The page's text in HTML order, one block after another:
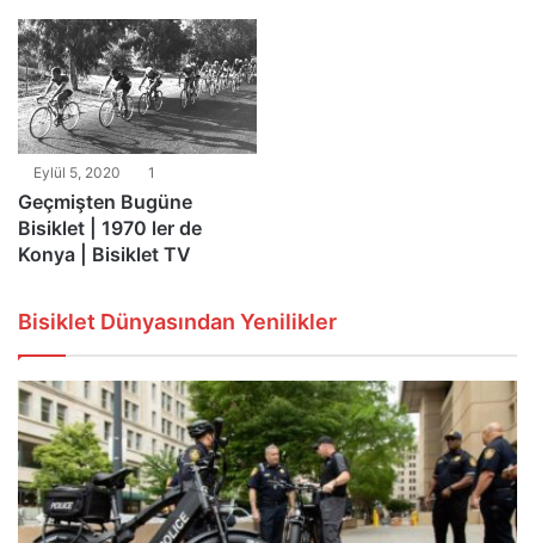
Eylül 5, 2020 1
Geçmişten Bugüne
Bisiklet | 1970 ler de
Konya | Bisiklet TV
Bisiklet Dünyasından Yenilikler